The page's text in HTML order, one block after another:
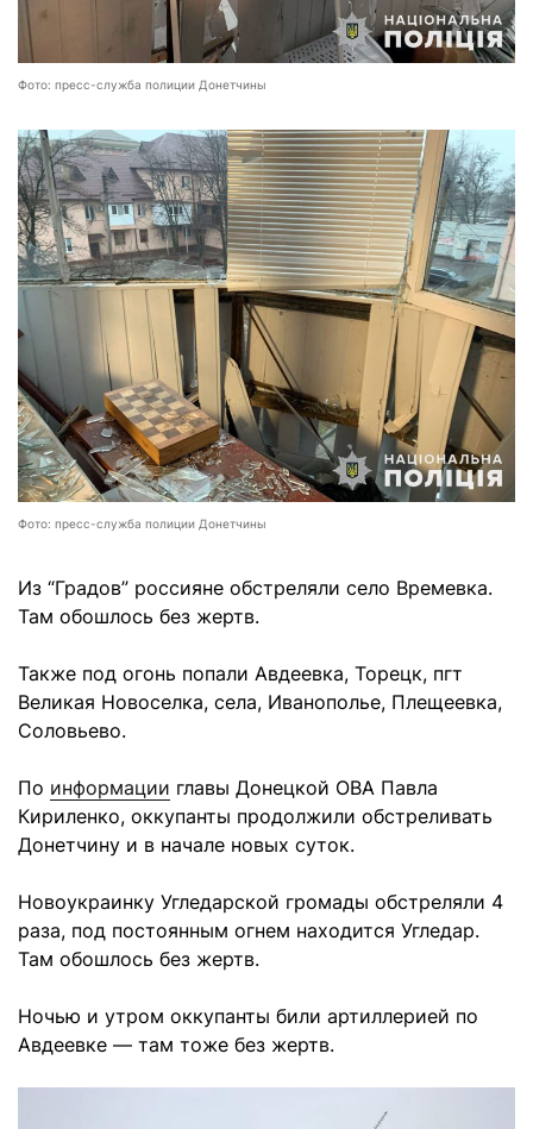
Фото: пресс-служба полиции Донетчины
Фото: пресс-служба полиции Донетчины
Из “Градов” россияне обстреляли село Времевка.
Там обошлось без жертв.
Также под огонь попали Авдеевка, Торецк, пгт
Великая Новоселка, села, Иванополье, Плещеевка,
Соловьево.
По информации главы Донецкой ОВА Павла
Кириленко, оккупанты продолжили обстреливать
Донетчину и в начале новых суток.
Новоукраинку Угледарской громады обстреляли 4
раза, под постоянным огнем находится Угледар.
Там обошлось без жертв.
Ночью и утром оккупанты били артиллерией по
Авдеевке — там тоже без жертв.